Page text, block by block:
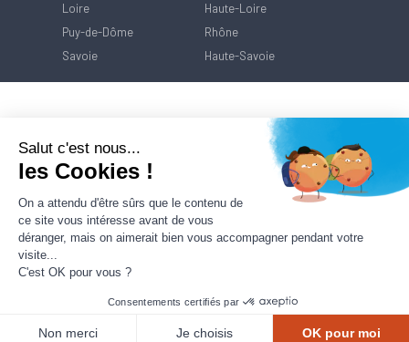
Loire
Haute-Loire
Puy-de-Dôme
Rhône
Savoie
Haute-Savoie
Politique de
protection des données
Salut c'est nous...
les Cookies !
On a attendu d'être sûrs que le contenu de
ce site vous intéresse avant de vous
déranger, mais on aimerait bien vous accompagner pendant votre
visite...
C'est OK pour vous ?
Consentements certifiés par
Non merci Je choisis OK pour moi